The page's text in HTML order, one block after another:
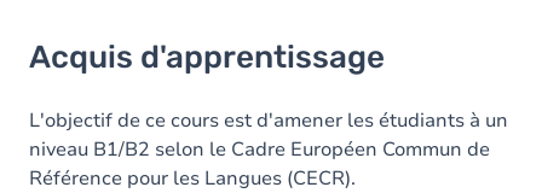
Objectifs
Contenu
Table des matières
Acquis d'apprentissage
L'objectif de ce cours est d'amener les étudiants à un
niveau B1/B2 selon le Cadre Européen Commun de
Référence pour les Langues (CECR).